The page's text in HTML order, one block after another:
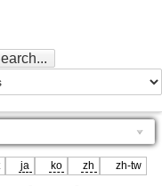
ja ko zh zh-tw